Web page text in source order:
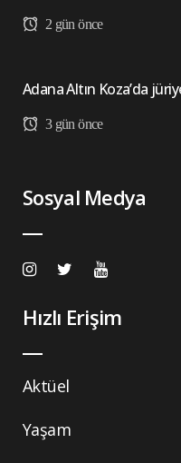
2 gün önce
Adana Altın Koza’da
3 gün önce
Sosyal Medya
Hızlı Erişim
Aktüel
Yaşam